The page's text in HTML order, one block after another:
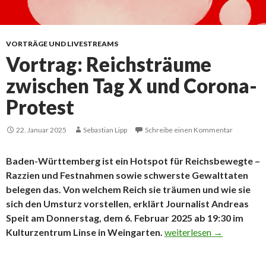
VORTRÄGE UND LIVESTREAMS
Vortrag: Reichsträume
zwischen Tag X und Corona-
Protest
22. Januar 2025 Sebastian Lipp Schreibe einen Kommentar
Baden-Württemberg ist ein Hotspot für Reichsbewegte –
Razzien und Festnahmen sowie schwerste Gewalttaten
belegen das. Von welchem Reich sie träumen und wie sie
sich den Umsturz vorstellen, erklärt Journalist Andreas
Speit am Donnerstag, dem 6. Februar 2025 ab 19:30 im
Kulturzentrum Linse in Weingarten. Vortrag: Reichsträume
weiterlesen →